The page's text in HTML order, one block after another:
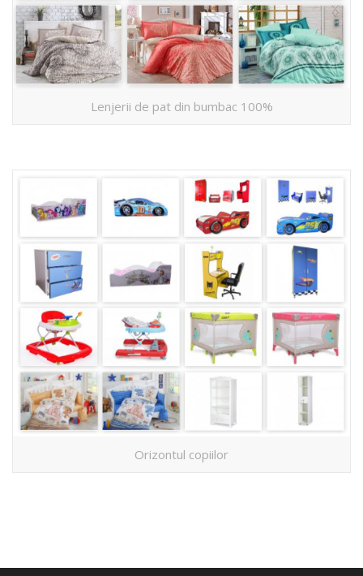
Lenjerii de pat din bumbac 100%
Orizontul copiilor